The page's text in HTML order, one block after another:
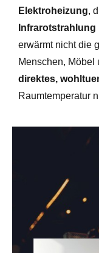
Elektroheizung,
Infrarotstrahlung
erwärmt nicht die
Menschen, Möbel
direktes,
Raumtemperatur